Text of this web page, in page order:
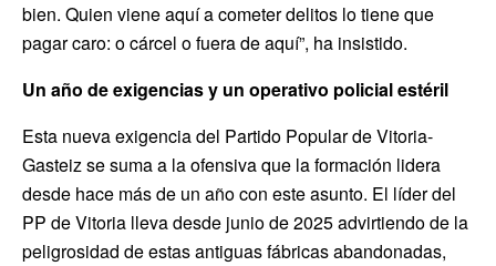
bien. Quien viene aquí a cometer delitos lo tiene que
pagar caro: o cárcel o fuera de aquí”, ha insistido.
Un año de exigencias y un operativo policial estéril
Esta nueva exigencia del Partido Popular de Vitoria-
Gasteiz se suma a la ofensiva que la formación lidera
desde hace más de un año con este asunto. El líder del
PP de Vitoria lleva desde junio de 2025 advirtiendo de la
peligrosidad de estas antiguas fábricas abandonadas,